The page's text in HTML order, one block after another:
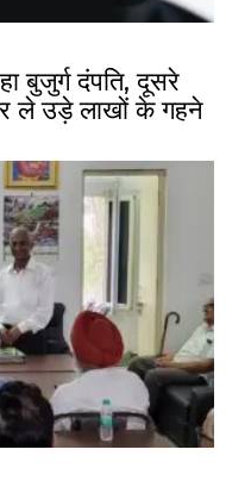
बुजुर्ग दंपति, दूसरे
ले उड़े लाखों के गहने